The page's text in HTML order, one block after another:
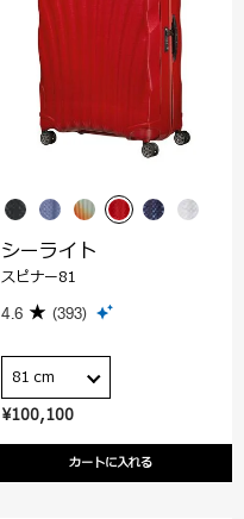
¥100,100
カートに入れる
シーライト
スピナー81
4.6 (393)
81 cm